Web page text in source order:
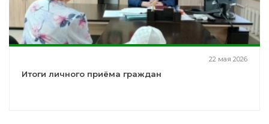
22 мая 2026
Итоги личного приёма граждан